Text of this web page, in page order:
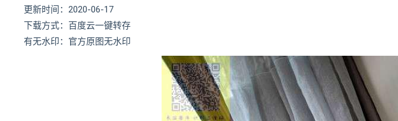
更新时间：2020-06-17
下载方式：百度云一键转存
有无水印：官方原图无水印